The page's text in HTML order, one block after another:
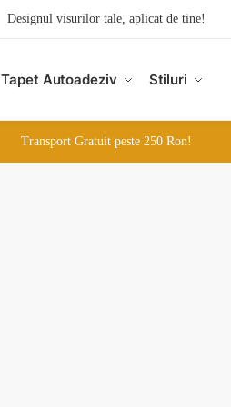
Designul visurilor tale, aplicat de tine!
Tapet Autoadeziv Stiluri
Transport Gratuit peste 250 Ron!